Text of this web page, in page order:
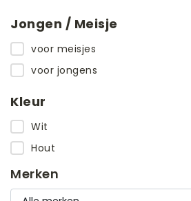
Jongen / Meisje
voor meisjes
voor jongens
Kleur
Wit
Hout
Merken